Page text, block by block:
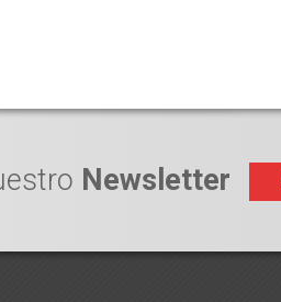
Newsletter